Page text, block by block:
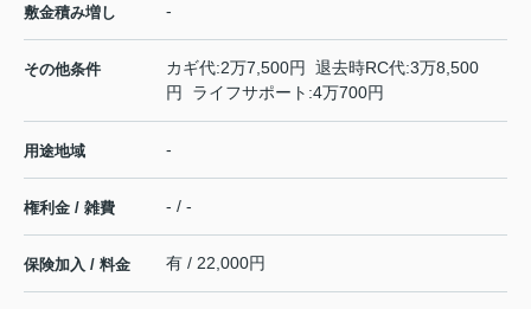
敷金積み増し -
その他条件
カギ代:2万7,500円 退去時RC代:3万8,500
円 ライフサポート:4万700円
用途地域 -
権利金 / 雑費 - / -
保険加入 / 料金 有 / 22,000円